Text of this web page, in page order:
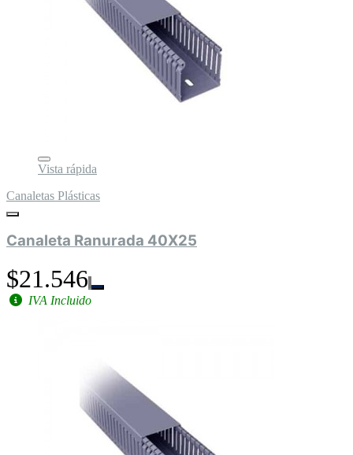
Vista rápida
Canaletas Plásticas
Canaleta Ranurada 40X25
$21.546
IVA Incluido